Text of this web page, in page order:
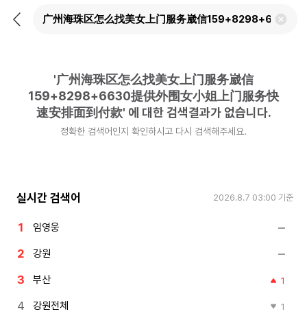
뒤
검
'广州海珠区怎么找美女上门服务崴信
159+8298+6630提供外围女小姐上门服务快
速安排面到付款' 에 대한 검색결과가 없습니다.
정확한 검색어인지 확인하시고 다시 검색해주세요.
실시간 검색어 2026.8.7 03:00 기준
임영웅
강원
부산 1
강원전체 1